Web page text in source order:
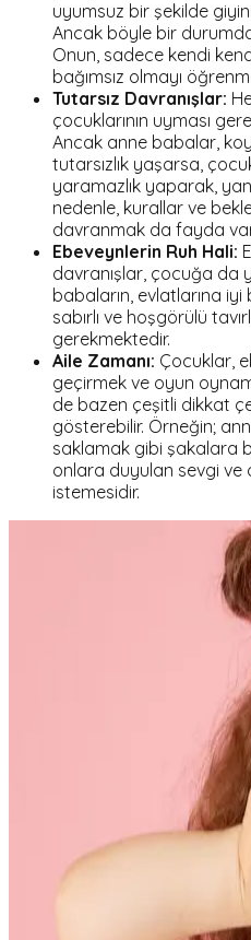
uyumsuz bir şekilde
Ancak böyle bir durumda,
Onun, sadece kendi
bağımsız olmayı
Tutarsız Davranışlar:
çocuklarının uyması
Ancak anne babalar,
tutarsızlık yaşarsa,
yaramazlık yaparak,
nedenle, kurallar ve
davranmak da fayda
Ebeveynlerin Ruh Hali:
davranışlar, çocuğa da
babaların, evlatlarına
sabırlı ve hoşgörülü
gerekmektedir.
Aile Zamanı: Çocuklar,
geçirmek ve oyun
de bazen çeşitli dikkat
gösterebilir. Örneğin;
saklamak gibi şakalara
onlara duyulan sevgi
istemesidir.